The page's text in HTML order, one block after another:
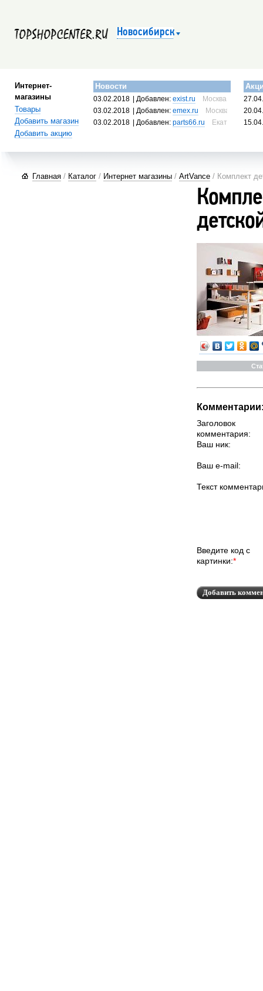
Новосибирск
Интернет-
магазины
Товары
Добавить магазин
Добавить акцию
Новости
03.02.2018 | Добавлен:exist.ru
Москва, Россия
03.02.2018
| Добавлен:emex.ru
Москва, Россия
03.02.2018
| Добавлен:parts66.ru Екатеринбург,
Главная / Каталог / Интернет магазины / ArtVance / Комплект
Заголовок
комментария:
Ваш ник:
Ваш e-mail:
Текст
Введите код с
картинки:*